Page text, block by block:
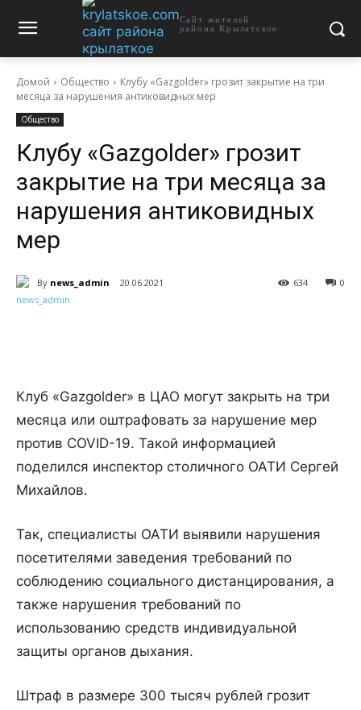
Сайт жителей
района Крылатское
Домой Общество
Клубу «Gazgolder» грозит закрытие на три
месяца за нарушения антиковидных мер
Общество
Клубу «Gazgolder» грозит
закрытие на три месяца за
нарушения антиковидных
мер
By news_admin 20.06.2021 0
634
Клуб «Gazgolder» в ЦАО могут закрыть на три
месяца или оштрафовать за нарушение мер
против COVID-19. Такой информацией
поделился инспектор столичного ОАТИ Сергей
Михайлов.
Так, специалисты ОАТИ выявили нарушения
посетителями заведения требований по
соблюдению социального дистанцирования, а
также нарушения требований по
использованию средств индивидуальной
защиты органов дыхания.
Штраф в размере 300 тысяч рублей грозит